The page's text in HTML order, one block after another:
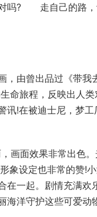
对吗? 走自己的路
由曾出品过《带我
命旅程，反映出人
讯!在被迪士尼，梦
面效果非常出色。
象设定也非常的赞!
在一起。剧情充满
洋守护这些可爱动